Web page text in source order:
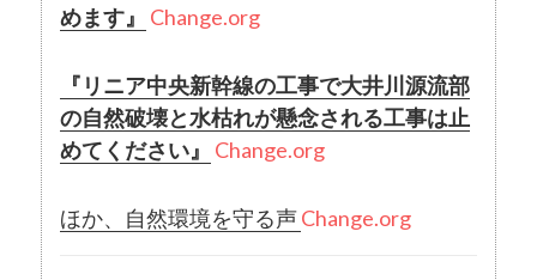
めます』
Change.org
『リニア中央新幹線の工事で大井川源流部
の自然破壊と水枯れが懸念される工事は止
めてください』
Change.org
ほか、自然環境を守る声Change.org